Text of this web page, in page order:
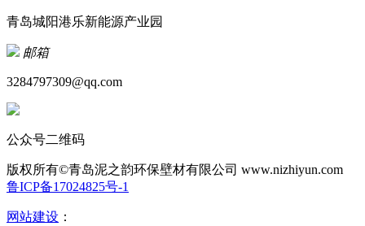
青岛城阳港乐新能源产业园
邮箱
3284797309@qq.com
公众号二维码
版权所有©青岛泥之韵环保壁材有限公司 www.nizhiyun.com
鲁ICP备17024825号-1
网站建设 ：